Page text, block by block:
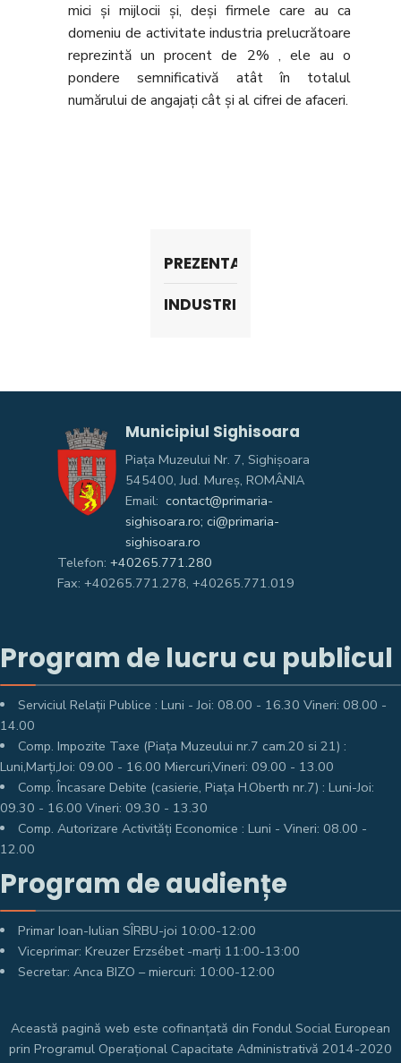
mici şi mijlocii şi, deşi firmele care au ca
domeniu de activitate industria prelucrătoare
reprezintă un procent de 2% , ele au o
pondere semnificativă atât în totalul
numărului de angajaţi cât şi al cifrei de afaceri.
PREZENTARE
INDUSTRIE
Municipiul Sighisoara
Piața Muzeului Nr. 7, Sighişoara
545400, Jud. Mureş, ROMÂNIA
Email: contact@primaria-
sighisoara.ro; ci@primaria-
sighisoara.ro
Telefon: +40265.771.280
Fax: +40265.771.278, +40265.771.019
Program de lucru cu publicul
Serviciul Relații Publice : Luni - Joi: 08.00 - 16.30 Vineri: 08.00 -
14.00
Comp. Impozite Taxe (Piața Muzeului nr.7 cam.20 si 21) :
Luni,Marți,Joi: 09.00 - 16.00 Miercuri,Vineri: 09.00 - 13.00
Comp. Încasare Debite (casierie, Piața H.Oberth nr.7) : Luni-Joi:
09.30 - 16.00 Vineri: 09.30 - 13.30
Comp. Autorizare Activități Economice : Luni - Vineri: 08.00 -
12.00
Program de audiențe
Primar Ioan-Iulian SÎRBU-joi 10:00-12:00
Viceprimar: Kreuzer Erzsébet -marți 11:00-13:00
Secretar: Anca BIZO – miercuri: 10:00-12:00
Această pagină web este cofinanțată din Fondul Social European
prin Programul Operațional Capacitate Administrativă 2014-2020